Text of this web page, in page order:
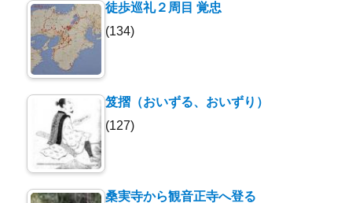
徒歩巡礼２周目 覚忠
(134)
笈摺（おいずる、おいずり）
(127)
桑実寺から観音正寺へ登る